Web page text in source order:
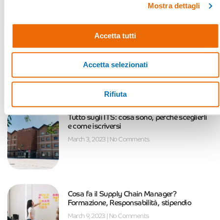
Mostra dettagli
Accetta tutti
Accetta selezionati
Rifiuta
Posts Recenti
Tutto sugli ITS: cosa sono, perché sceglierli
e come iscriversi
March 3, 2023 No Comments
Cosa fa il Supply Chain Manager?
Formazione, Responsabilità, stipendio
March 9, 2023 No Comments